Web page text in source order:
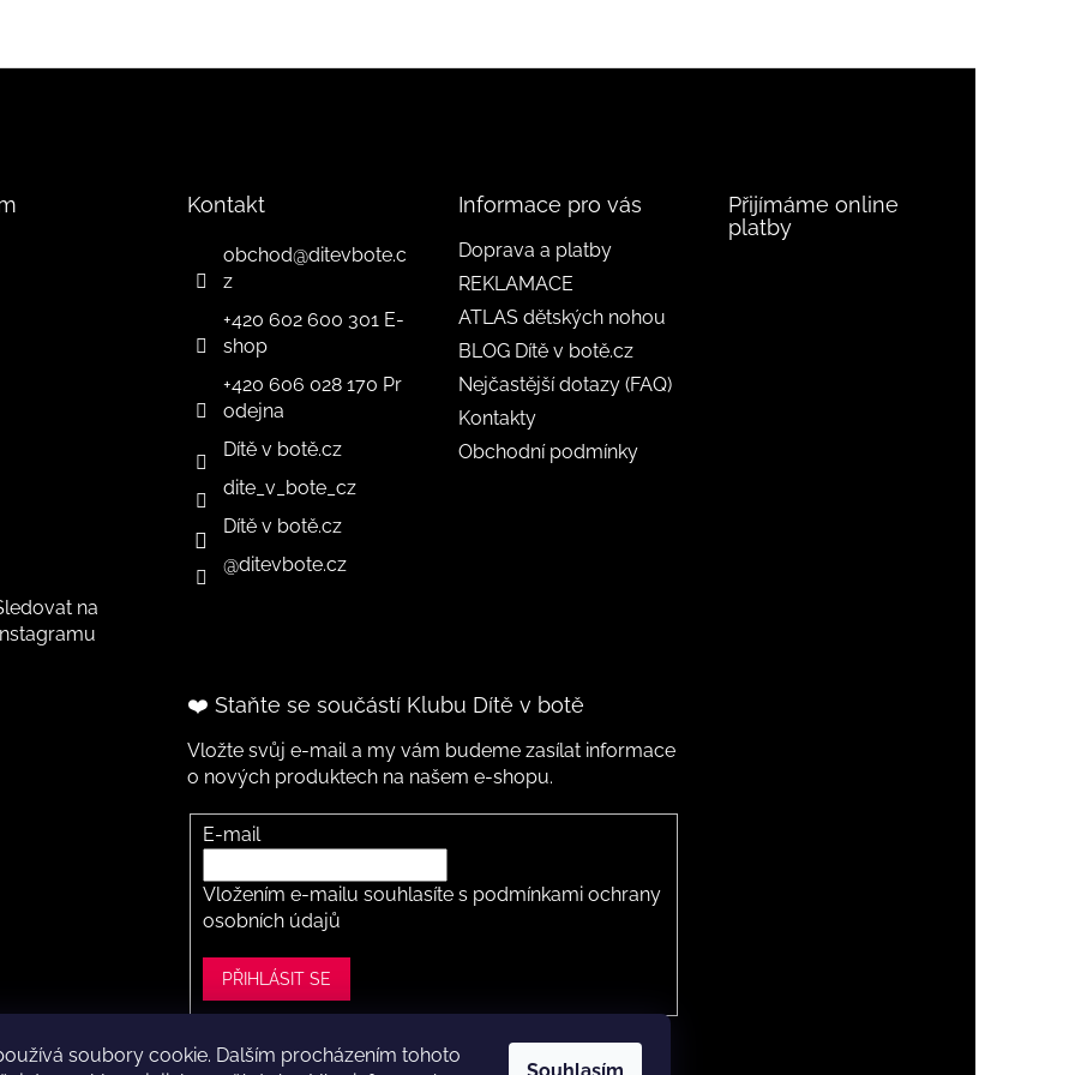
soubory cookie. Dalším procházením tohoto
na
Kontakt
obchod@ditevbote.c
z
+420 602 600 301 E-
shop
+420 606 028 170 Pr
odejna
Dítě v botě.cz
dite_v_bote_cz
Dítě v botě.cz
@ditevbote.cz
Informace pro vás
Doprava a platby
REKLAMACE
ATLAS dětských nohou
BLOG Dítě v botě.cz
Nejčastější dotazy (FAQ)
Kontakty
Obchodní podmínky
Přijímáme online
platby
❤️ Staňte se součástí Klubu Dítě v botě
Vložte svůj e-mail a my vám budeme zasílat informace
o nových produktech na našem e-shopu.
E-mail
Vložením e-mailu souhlasíte s podmínkami ochrany
osobních údajů
PŘIHLÁSIT SE